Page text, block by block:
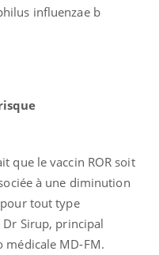
influenzae b
que le vaccin ROR soit
à une diminution
tout type
Sirup, principal
médicale MD-FM.